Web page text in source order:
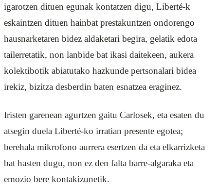
igarotzen dituen egunak kontatzen digu, Liberté-k
eskaintzen dituen hainbat prestakuntzen ondorengo
hausnarketaren bidez aldaketari begira, gelatik edota
tailerretatik, non lanbide bat ikasi daitekeen, aukera
kolektibotik abiatutako hazkunde pertsonalari bidea
irekiz, bizitza desberdin baten esnatzea eraginez.
Iristen garenean agurtzen gaitu Carlosek, eta esaten du
atsegin duela Liberté-ko irratian presente egotea;
berehala mikrofono aurrera esertzen da eta elkarrizketa
bat hasten dugu, non ez den falta barre-algaraka eta
emozio bere kontakizunetik.